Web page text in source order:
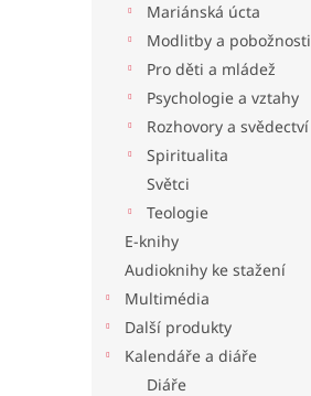
Mariánská úcta
Modlitby a pobožnosti
Pro děti a mládež
Psychologie a vztahy
Rozhovory a svědectví
Spiritualita
Světci
Teologie
E-knihy
Audioknihy ke stažení
Multimédia
Další produkty
Kalendáře a diáře
Diáře